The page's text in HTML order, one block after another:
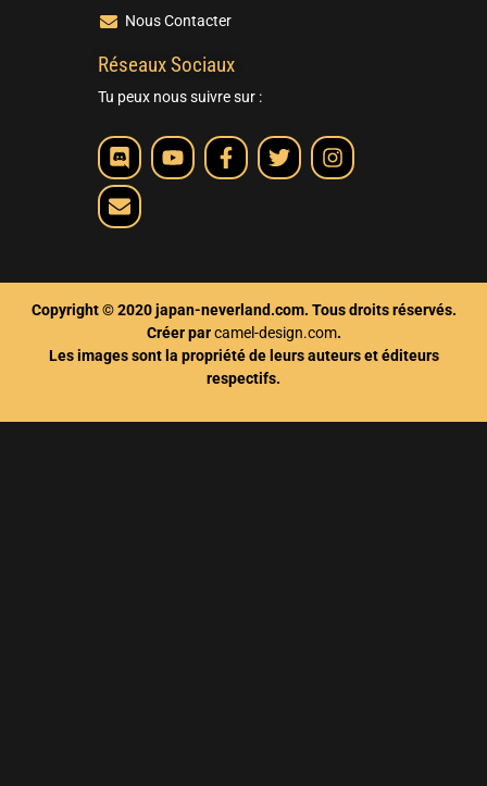
Nous Contacter
Réseaux Sociaux
Tu peux nous suivre sur :
Copyright © 2020 japan-neverland.com. Tous droits réservés.
Créer parcamel-design.com.
Les images sont la propriété de leurs auteurs et éditeurs
respectifs.